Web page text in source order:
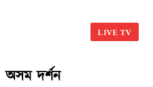
LIVE TV
অসম দৰ্শন